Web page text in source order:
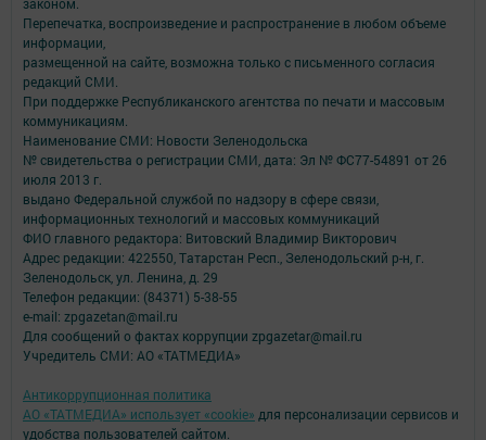
Перепечатка, воспроизведение и распространение в любом объеме
информации,
размещенной на сайте, возможна только с письменного согласия
редакций СМИ.
При поддержке Республиканского агентства по печати и массовым
коммуникациям.
Наименование СМИ: Новости Зеленодольска
№ свидетельства о регистрации СМИ, дата: Эл № ФС77-54891 от 26
июля 2013 г.
выдано Федеральной службой по надзору в сфере связи,
информационных технологий и массовых коммуникаций
ФИО главного редактора: Витовский Владимир Викторович
Адрес редакции: 422550, Татарстан Респ., Зеленодольский р-н, г.
Зеленодольск, ул. Ленина, д. 29
Телефон редакции: (84371) 5-38-55
e-mail: zpgazetan@mail.ru
Для сообщений о фактах коррупции zpgazetar@mail.ru
Учредитель СМИ: АО «ТАТМЕДИА»
Антикоррупционная политика
АО «ТАТМЕДИА» использует «cookie» для персонализации сервисов и
удобства пользователей сайтом.